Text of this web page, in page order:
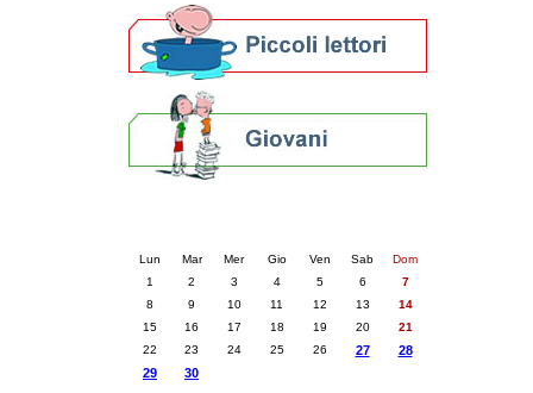
Lun Mar Mer Gio Ven Sab
Dom
1
2 3 4 5 6
7
8
9 10 11 12 13
14
15
16 17 18 19 20
21
22
23 24 25 26 27
28
29
30